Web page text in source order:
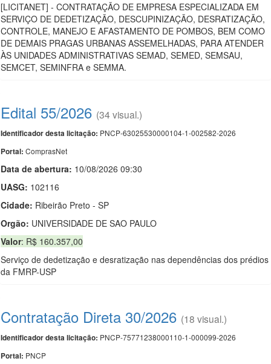
[LICITANET] - CONTRATAÇÃO DE EMPRESA ESPECIALIZADA EM
SERVIÇO DE DEDETIZAÇÃO, DESCUPINIZAÇÃO, DESRATIZAÇÃO,
CONTROLE, MANEJO E AFASTAMENTO DE POMBOS, BEM COMO
DE DEMAIS PRAGAS URBANAS ASSEMELHADAS, PARA ATENDER
ÀS UNIDADES ADMINISTRATIVAS SEMAD, SEMED, SEMSAU,
SEMCET, SEMINFRA e SEMMA.
Edital 55/2026 (34 visual.)
Identificador desta licitação: PNCP-63025530000104-1-002582-2026
Portal: ComprasNet
Data de abertura: 10/08/2026 09:30
UASG: 102116
Cidade: Ribeirão Preto - SP
Orgão: UNIVERSIDADE DE SAO PAULO
Valor: R$ 160.357,00
Serviço de dedetização e desratização nas dependências dos prédios
da FMRP-USP
Contratação Direta 30/2026 (18 visual.)
Identificador desta licitação: PNCP-75771238000110-1-000099-2026
Portal: PNCP